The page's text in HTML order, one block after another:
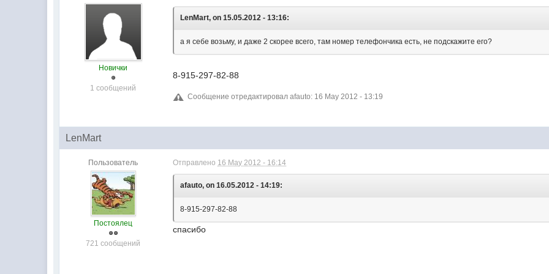
Новички
1 сообщений
LenMart, on 15.05.2012 - 13:16:
а я себе возьму, и даже 2 скорее всего, там номер телефончика есть, не подскажите его?
8-915-297-82-88
Сообщение отредактировал afauto: 16 May 2012 - 13:19
LenMart
Пользователь
Постоялец
721 сообщений
Отправлено 16 May 2012 - 16:14
afauto, on 16.05.2012 - 14:19:
8-915-297-82-88
спасибо